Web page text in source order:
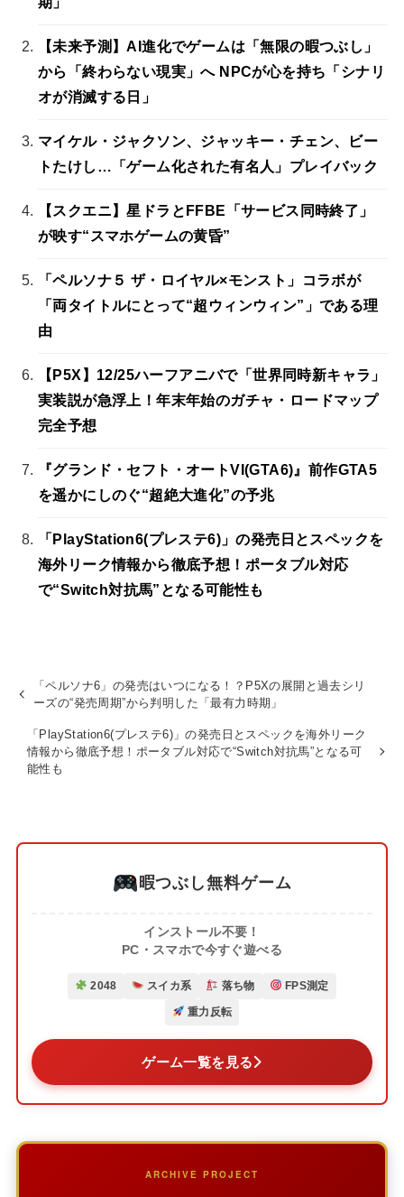
【未来予測】AI進化でゲームは「無限の暇つぶし」
から「終わらない現実」へ NPCが心を持ち「シナリ
オが消滅する日」
マイケル・ジャクソン、ジャッキー・チェン、ビー
トたけし…「ゲーム化された有名人」プレイバック
【スクエニ】星ドラとFFBE「サービス同時終了」
が映す“スマホゲームの黄昏”
「ペルソナ５ ザ・ロイヤル×モンスト」コラボが
「両タイトルにとって“超ウィンウィン”」である理
由
【P5X】12/25ハーフアニバで「世界同時新キャラ」
実装説が急浮上！年末年始のガチャ・ロードマップ
完全予想
『グランド・セフト・オートVI(GTA6)』前作GTA5
を遥かにしのぐ“超絶大進化”の予兆
「PlayStation6(プレステ6)」の発売日とスペックを
海外リーク情報から徹底予想！ポータブル対応
で“Switch対抗馬”となる可能性も
「ペルソナ6」の発売はいつになる！？P5Xの展開と過去シリ
ーズの“発売周期”から判明した「最有力時期」
「PlayStation6(プレステ6)」の発売日とスペックを海外リーク
情報から徹底予想！ポータブル対応で“Switch対抗馬”となる可
能性も
暇つぶし無料ゲーム
インストール不要！
PC・スマホで今すぐ遊べる
2048 スイカ系 落ち物 FPS測定
重力反転
ゲーム一覧を見る
ARCHIVE PROJECT